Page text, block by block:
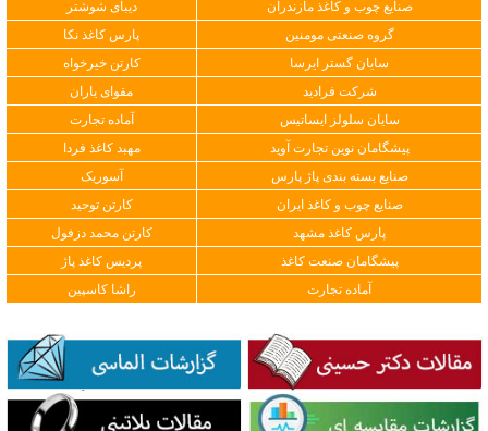
صنایع چوب و کاغذ مازندران
دیبای شوشتر
گروه صنعتی مومنین
پارس کاغذ نکا
سایان گستر ایرسا
کارتن خیرخواه
شرکت فرادید
مقوای یاران
سایان سلولز ایساتیس
آماده تجارت
پیشگامان نوین تجارت آوید
مهبد کاغذ فردا
صنایع بسته بندی پاژ پارس
آسوریک
صنایع چوب و کاغذ ایران
کارتن توحید
پارس کاغذ مشهد
کارتن محمد دزفول
پیشگامان صنعت کاغذ
پردیس کاغذ پاژ
آماده تجارت
راشا کاسپین